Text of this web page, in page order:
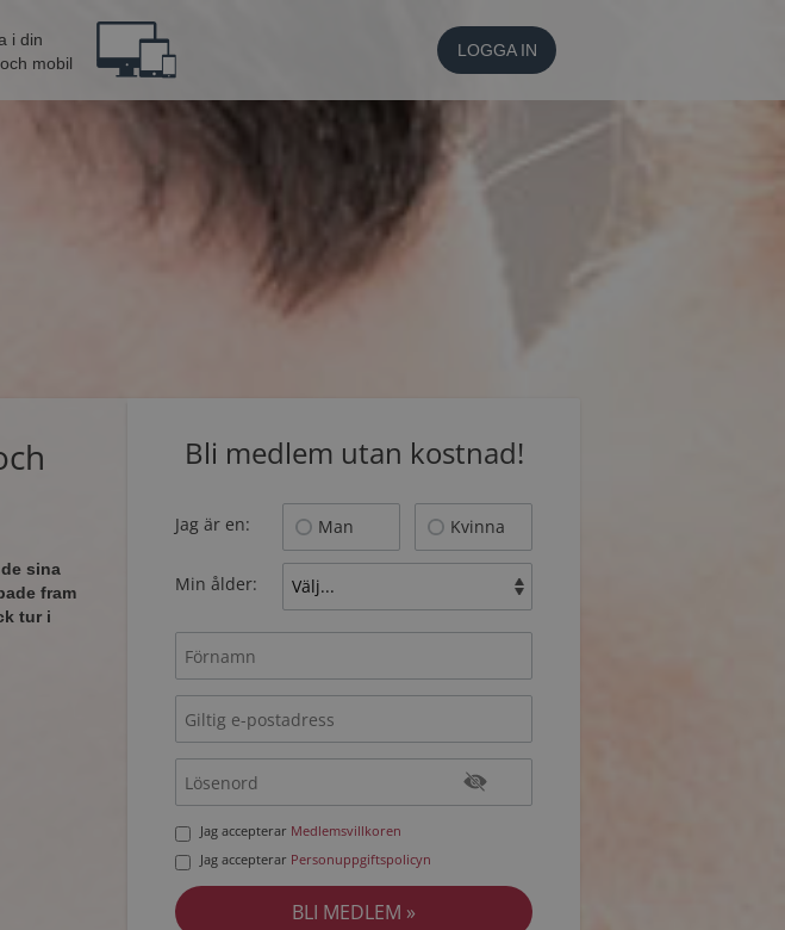
i din
mobil
LOGGA IN
sina
fram
tur i
Bli medlem utan kostnad!
Jag är en: Man Kvinna
Min ålder:
Jag accepterar Medlemsvillkoren
Jag accepterar Personuppgiftspolicyn